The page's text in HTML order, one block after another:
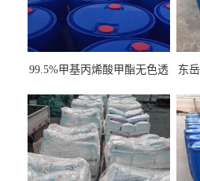
99.5%甲基丙烯酸甲酯无色透
东